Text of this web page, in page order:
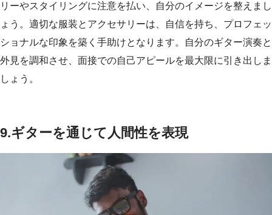
リーやスタイリングに注意を払い、自分のイメージを整えまし
ょう。適切な服装とアクセサリーは、自信を持ち、プロフェッ
ショナルな印象を築く手助けとなります。自分のギター演奏と
外見を調和させ、面接での自己アピールを最大限に引き出しま
しょう。
9.ギターを通じて人間性を表現